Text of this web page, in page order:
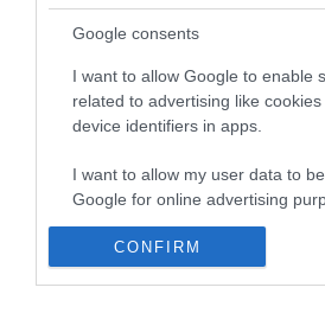
Google consents
I want to allow Google to enable
related to advertising like
device identifiers in apps.
I want to allow my user data to
Google for online advertising
I want to allow Google to send me
personalized advertising.
CONFIRM
SKU
Άμεσα Διαθέσιμο
14,48 €
Αγορά